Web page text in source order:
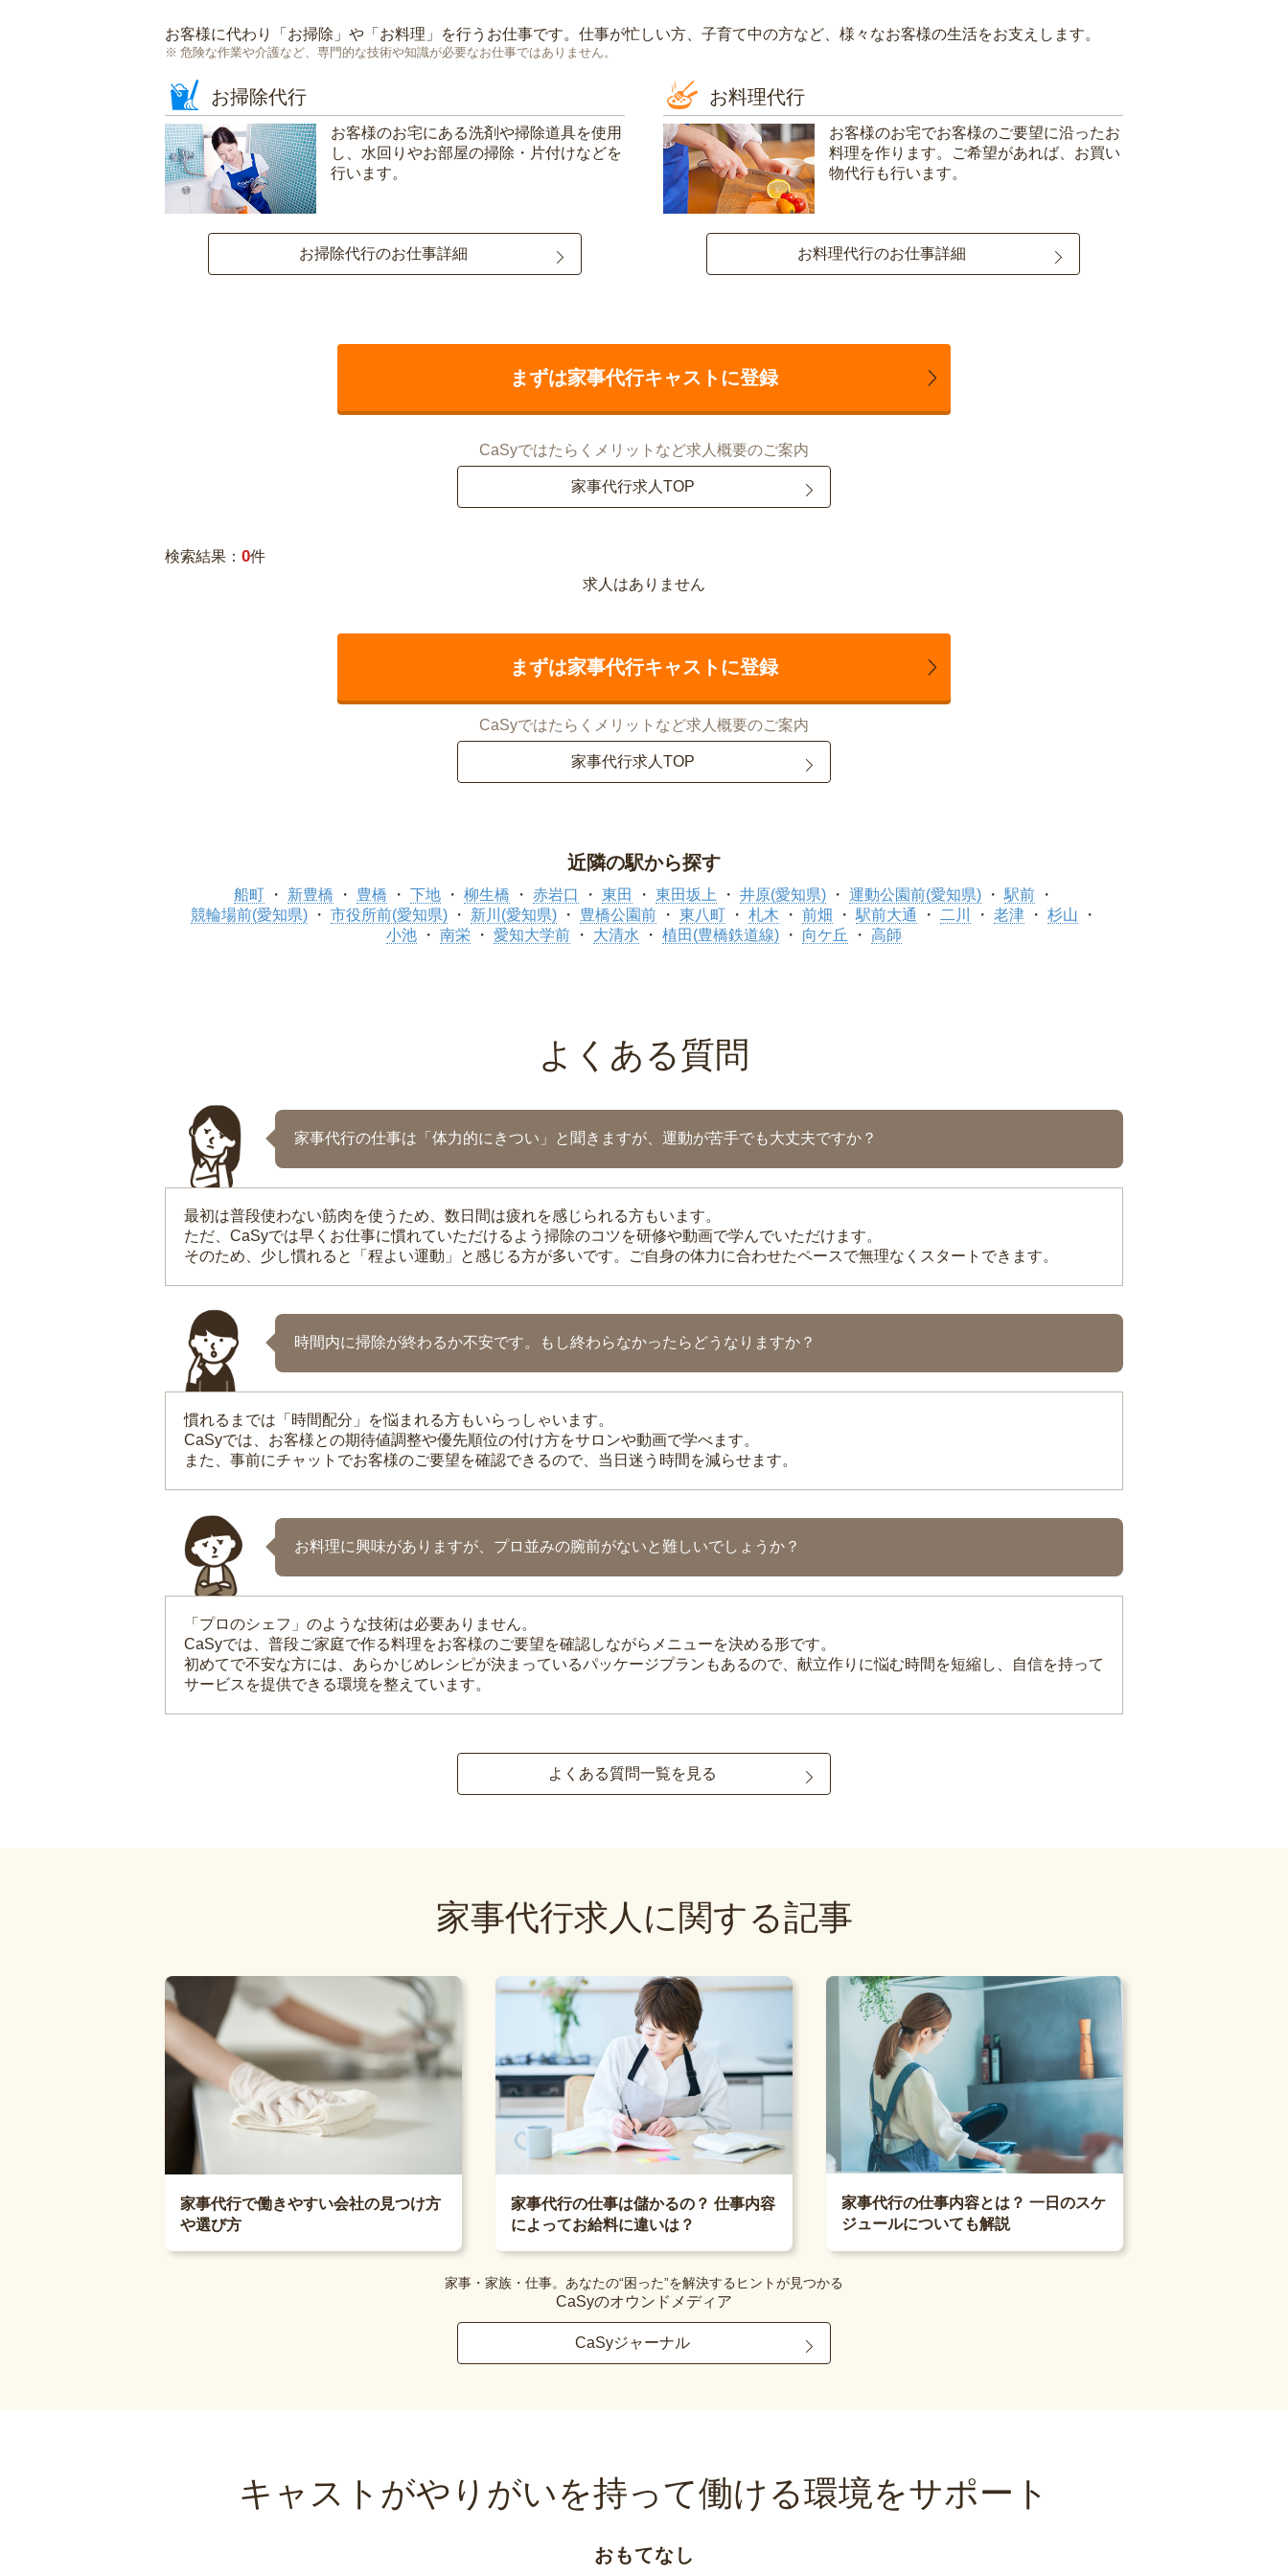
お客様に代わり「 お掃除 」や「 お料理 」を行うお仕事です。仕事が忙しい方、子育て中の方など、様々なお客様の生活をお支えします。
危険な作業や介護など、専門的な技術や知識が必要なお仕事ではありません。
お掃除代行
お客様のお宅にある洗剤や掃除道具を使用
し、水回りやお部屋の掃除・片付けなどを
行います。
お掃除代行のお仕事詳細
お料理代行
お客様のお宅でお客様のご要望に沿ったお
料理を作ります。ご希望があれば、お買い
物代行も行います。
お料理代行のお仕事詳細
まずは家事代行キャストに登録
CaSyではたらくメリットなど求人概要のご案内
家事代行求人TOP
検索結果： 0件
求人はありません
まずは家事代行キャストに登録
CaSyではたらくメリットなど求人概要のご案内
家事代行求人TOP
近隣の駅から探す
船町 新豊橋 豊橋 下地 柳生橋 赤岩口 東田 東田坂上 井原(愛知県) 運動公園前(愛知県)
駅前
競輪場前(愛知県)
市役所前(愛知県) 新川(愛知県) 豊橋公園前 東八町 札木 前畑 駅前大通 二川 老津
杉山
小池
南栄 愛知大学前 大清水 植田(豊橋鉄道線) 向ケ丘 高師
よくある質問
家事代行の仕事は「体力的にきつい」と聞きますが、運動が苦手でも大丈夫ですか？
最初は普段使わない筋肉を使うため、数日間は疲れを感じられる方もいます。
ただ、CaSyでは早くお仕事に慣れていただけるよう掃除のコツを研修や動画で学んでいただけます。
そのため、少し慣れると「程よい運動」と感じる方が多いです。ご自身の体力に合わせたペースで無理なくスタートできます。
時間内に掃除が終わるか不安です。もし終わらなかったらどうなりますか？
慣れるまでは「時間配分」を悩まれる方もいらっしゃいます。
CaSyでは、お客様との期待値調整や優先順位の付け方をサロンや動画で学べます。
また、事前にチャットでお客様のご要望を確認できるので、当日迷う時間を減らせます。
お料理に興味がありますが、プロ並みの腕前がないと難しいでしょうか？
「プロのシェフ」のような技術は必要ありません。
CaSyでは、普段ご家庭で作る料理をお客様のご要望を確認しながらメニューを決める形です。
初めてで不安な方には、あらかじめレシピが決まっているパッケージプランもあるので、献立作りに悩む時間を短縮し、自信を持って
サービスを提供できる環境を整えています。
よくある質問一覧を見る
家事代行求人に関する記事
家事代行で働きやすい会社の見つけ方
や選び方
家事代行の仕事は儲かるの？ 仕事内容
によってお給料に違いは？
家事代行の仕事内容とは？ 一日のスケ
ジュールについても解説
家事・家族・仕事。あなたの“困った”を解決するヒントが見つかる
CaSyのオウンドメディア
CaSyジャーナル
キャストがやりがいを持って働ける環境をサポート
おもてなし